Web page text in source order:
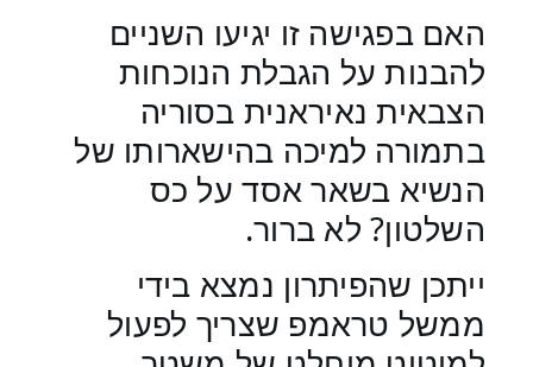
האם בפגישה זו יגיעו השניים
להבנות על הגבלת הנוכחות
הצבאית נאיראנית בסוריה
בתמורה למיכה בהישארותו של
הנשיא בשאר אסד על כס
השלטון? לא ברור.
ייתכן שהפיתרון נמצא בידי
ממשל טראמפ שצריך לפעול